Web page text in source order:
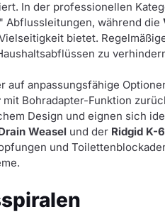
In der professionellen
während die
bietet.
zu
anpassungsfähige
mit Bohradapter-Funktion
Design und eignen sich
Weasel und der Ridgid K-
und